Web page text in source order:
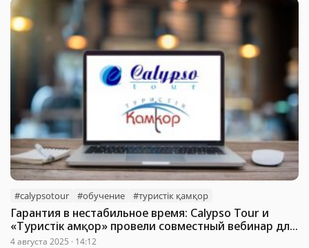
#calypsotour #обучение #туристік қамқор
Гарантия в нестабильное время: Calypso Tour и
«Туристік Қамқор» провели совместный вебинар для
агентов
4 августа 2025 · 14:12